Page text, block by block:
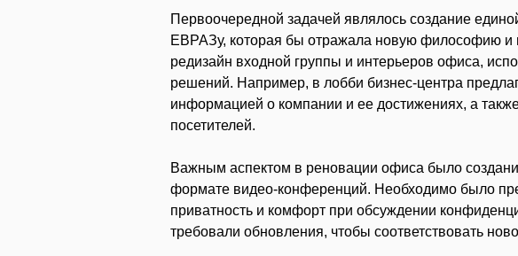
Первоочередной задачей являлось создание
ЕВРАЗу, которая бы отражала новую философию и
редизайн входной группы и интерьеров офиса,
решений. Например, в лобби бизнес-центра
информацией о компании и ее достижениях, а
посетителей.
Важным аспектом в реновации офиса было
формате видео-конференций. Необходимо было
приватность и комфорт при обсуждении
требовали обновления, чтобы соответствовать